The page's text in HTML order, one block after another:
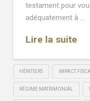
testament pour
adéquatement à …
Lire la suite
HÉRITIERS IMPACT
RÉGIME MATRIMONIAL